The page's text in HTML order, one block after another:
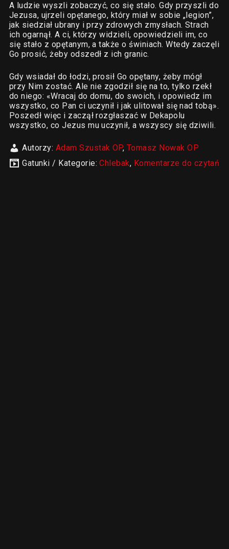
A ludzie wyszli zobaczyć, co się stało. Gdy przyszli do
Jezusa, ujrzeli opętanego, który miał w sobie „legion”,
jak siedział ubrany i przy zdrowych zmysłach. Strach
ich ogarnął. A ci, którzy widzieli, opowiedzieli im, co
się stało z opętanym, a także o świniach. Wtedy zaczęli
Go prosić, żeby odszedł z ich granic.
Gdy wsiadał do łodzi, prosił Go opętany, żeby mógł
przy Nim zostać. Ale nie zgodził się na to, tylko rzekł
do niego: «Wracaj do domu, do swoich, i opowiedz im
wszystko, co Pan ci uczynił i jak ulitował się nad tobą».
Poszedł więc i zaczął rozgłaszać w Dekapolu
wszystko, co Jezus mu uczynił, a wszyscy się dziwili.
Autorzy: Adam Szustak OP, Tomasz Nowak OP
Gatunki / Kategorie:Chlebak, Komentarze do czytań